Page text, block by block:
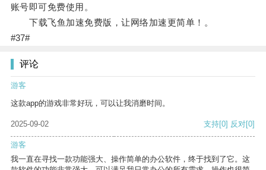
账号即可免费使用。
下载飞鱼加速免费版，让网络加速更简单！。
#37#
评论
游客
这款app的游戏非常好玩，可以让我消磨时间。
2025-09-02 支持[0] 反对[0]
游客
我一直在寻找一款功能强大、操作简单的办公软件，终于找到了它。这